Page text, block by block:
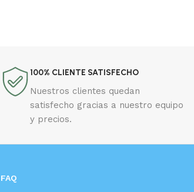
100% CLIENTE SATISFECHO
Nuestros clientes quedan
satisfecho gracias a nuestro equipo
y precios.
FAQ